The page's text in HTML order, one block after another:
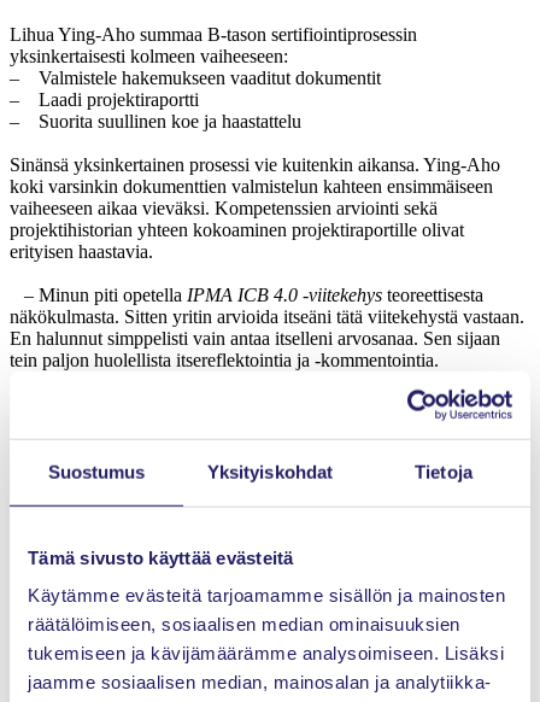
Suostumus Yksityiskohdat Tietoja
Tämä sivusto käyttää evästeitä
Käytämme evästeitä tarjoamamme sisällön ja mainosten
räätälöimiseen, sosiaalisen median ominaisuuksien
tukemiseen ja kävijämäärämme analysoimiseen. Lisäksi
jaamme sosiaalisen median, mainosalan ja analytiikka-
Lihua Ying-Aho summaa B-tason sertifiointiprosessin
yksinkertaisesti kolmeen vaiheeseen:
– Valmistele hakemukseen vaaditut dokumentit
– Laadi projektiraportti
– Suorita suullinen koe ja haastattelu
Sinänsä yksinkertainen prosessi vie kuitenkin aikansa. Ying-Aho
koki varsinkin dokumenttien valmistelun kahteen ensimmäiseen
vaiheeseen aikaa vieväksi. Kompetenssien arviointi sekä
projektihistorian yhteen kokoaminen projektiraportille olivat
erityisen haastavia.
– Minun piti opetella IPMA ICB 4.0 -viitekehys teoreettisesta
näkökulmasta. Sitten yritin arvioida itseäni tätä viitekehystä vastaan.
En halunnut simppelisti vain antaa itselleni arvosanaa. Sen sijaan
tein paljon huolellista itsereflektointia ja -kommentointia.
Ying-Ahon onneksi hän oli jo suorittanut Level C -sertifioinnin. Ja,
koska vastaavia dokumentteja vaaditaan myös Level C -tason
uusinnassa, pystyi hän käyttämään osaa tästä datasta hyödykseen.
Hänen suorittamansa Level C perustui kuitenkin vanhempaan IPMA
kokeelta. Niinpä hän käytti muutaman illan IPMA ICB 4.0:n
pohjalta.
Hän koki myös hakemukseen liitteenä täytettävien Excel-pohjien
kanssa työskentelyn haastavaksi, koska ne sallivat vain 15 projektia
kirjattavaksi projektihistoriaan. Tämän takia hänen oli jätettävä pois